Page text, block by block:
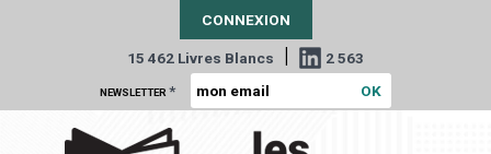
CONNEXION
15 462 Livres Blancs | 2 563
NEWSLETTER *